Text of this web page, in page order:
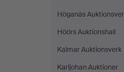
Höganäs
Höörs Auktionshall
Kalmar Auktionsverk
Karljohan Auktioner